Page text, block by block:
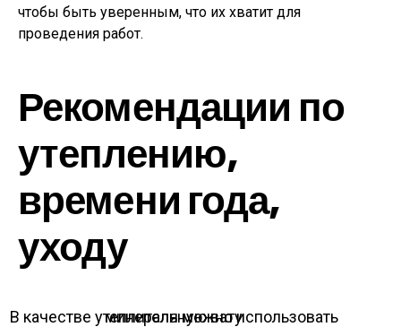
чтобы быть уверенным, что их хватит для
проведения работ.
Рекомендации по
утеплению,
времени года,
уходу
В качестве утеплителя можно использовать минеральную вату